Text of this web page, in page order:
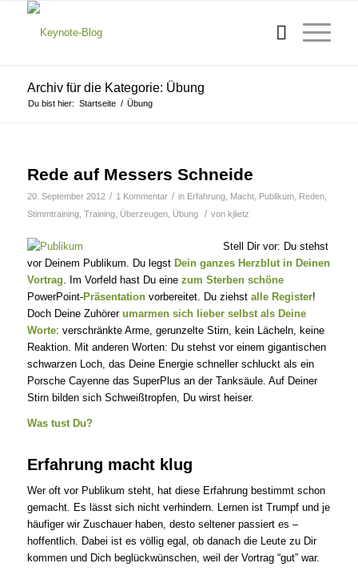
Archiv für die Kategorie: Übung
Du bist hier: Startseite / Übung
Rede auf Messers Schneide
20. September 2012 / 1 Kommentar / in Erfahrung, Macht, Publikum, Reden,
Stimmtraining, Training, Überzeugen, Übung / von kjlietz
Stell Dir vor: Du stehst
vor Deinem Publikum. Du legst Dein ganzes Herzblut in Deinen
Vortrag. Im Vorfeld hast Du eine zum Sterben schöne
PowerPoint-Präsentationvorbereitet. Du ziehst alle Register!
Doch Deine Zuhörer umarmen sich lieber selbst als Deine
Worte: verschränkte Arme, gerunzelte Stirn, kein Lächeln, keine
Reaktion. Mit anderen Worten: Du stehst vor einem gigantischen
schwarzen Loch, das Deine Energie schneller schluckt als ein
Porsche Cayenne das SuperPlus an der Tanksäule. Auf Deiner
Stirn bilden sich Schweißtropfen, Du wirst heiser.
Was tust Du?
Erfahrung macht klug
Wer oft vor Publikum steht, hat diese Erfahrung bestimmt schon
gemacht. Es lässt sich nicht verhindern. Lernen ist Trumpf und je
häufiger wir Zuschauer haben, desto seltener passiert es –
hoffentlich. Dabei ist es völlig egal, ob danach die Leute zu Dir
kommen und Dich beglückwünschen, weil der Vortrag “gut” war.